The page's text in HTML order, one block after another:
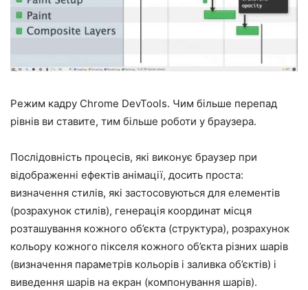
Режим кадру Chrome DevTools. Чим більше перепад
рівнів ви ставите, тим більше роботи у браузера.
Послідовність процесів, які виконує браузер при
відображенні ефектів анімації, досить проста:
визначення стилів, які застосовуються для елементів
(розрахунок стилів), генерація координат місця
розташування кожного об’єкта (структура), розрахунок
кольору кожного пікселя кожного об’єкта різних шарів
(визначення параметрів кольорів і заливка об’єктів) і
виведення шарів на екран (компонування шарів).